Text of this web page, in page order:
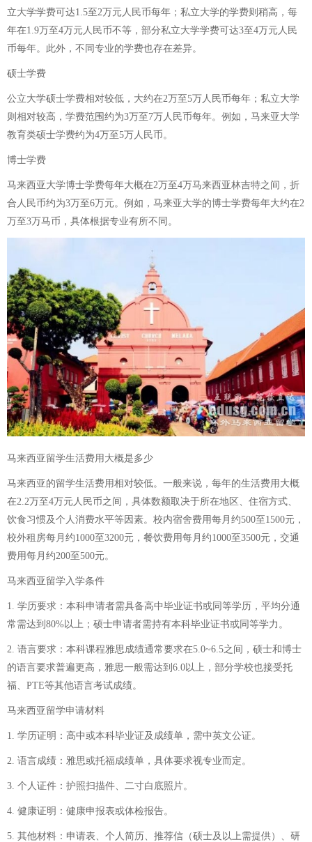
立大学学费可达1.5至2万元人民币每年；私立大学的学费则稍高，每
年在1.9万至4万元人民币不等，部分私立大学学费可达3至4万元人民
币每年。此外，不同专业的学费也存在差异。
硕士学费
公立大学硕士学费相对较低，大约在2万至5万人民币每年；私立大学
则相对较高，学费范围约为3万至7万人民币每年。例如，马来亚大学
教育类硕士学费约为4万至5万人民币。
博士学费
马来西亚大学博士学费每年大概在2万至4万马来西亚林吉特之间，折
合人民币约为3万至6万元。例如，马来亚大学的博士学费每年大约在2
万至3万马币，具体根据专业有所不同。
马来西亚留学生活费用大概是多少
马来西亚的留学生活费用相对较低。一般来说，每年的生活费用大概
在2.2万至4万元人民币之间，具体数额取决于所在地区、住宿方式、
饮食习惯及个人消费水平等因素。校内宿舍费用每月约500至1500元，
校外租房每月约1000至3200元，餐饮费用每月约1000至3500元，交通
费用每月约200至500元。
马来西亚留学入学条件
1. 学历要求：本科申请者需具备高中毕业证书或同等学历，平均分通
常需达到80%以上；硕士申请者需持有本科毕业证书或同等学力。
2. 语言要求：本科课程雅思成绩通常要求在5.0~6.5之间，硕士和博士
的语言要求普遍更高，雅思一般需达到6.0以上，部分学校也接受托
福、PTE等其他语言考试成绩。
马来西亚留学申请材料
1. 学历证明：高中或本科毕业证及成绩单，需中英文公证。
2. 语言成绩：雅思或托福成绩单，具体要求视专业而定。
3. 个人证件：护照扫描件、二寸白底照片。
4. 健康证明：健康申报表或体检报告。
5. 其他材料：申请表、个人简历、推荐信（硕士及以上需提供）、研